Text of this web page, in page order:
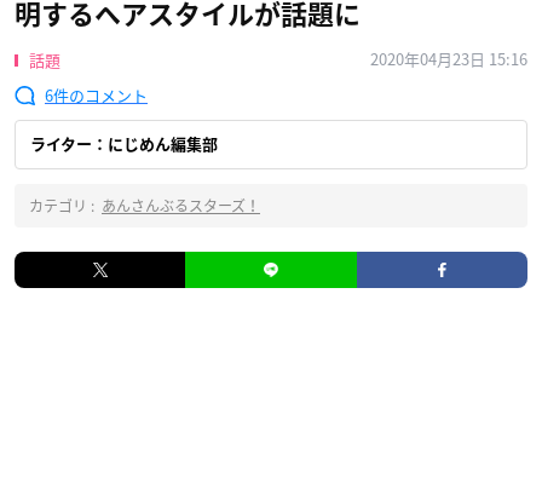
明するヘアスタイルが話題に
話題
2020年04月23日 15:16
6
ライター：にじめん編集部
カテゴリ : あんさんぶるスターズ！